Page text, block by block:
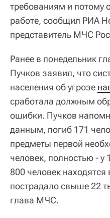
требованиям и потому
работе, сообщил РИА
представитель МЧС
Ранее в понедельник
Пучков заявил, что
населения об угрозе
сработала должным
ошибки. Пучков
данным, погиб 171
предметы первой
человек, полностью - у
800 человек
пострадало свыше 22
глава МЧС.